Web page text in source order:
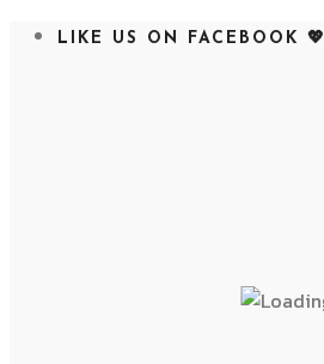
LIKE US ON FACEBOOK 💖